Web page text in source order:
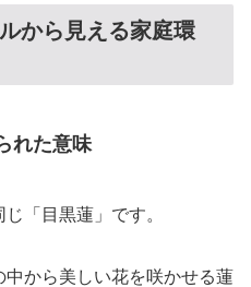
から見える家庭環
れた意味
「目黒蓮」です。
中から美しい花を咲かせる蓮